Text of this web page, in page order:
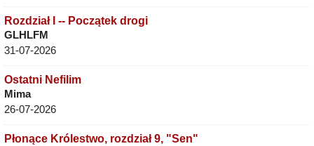
Rozdział I -- Początek drogi
GLHLFM
31-07-2026
Ostatni Nefilim
Mima
26-07-2026
Płonące Królestwo, rozdział 9, "Sen"